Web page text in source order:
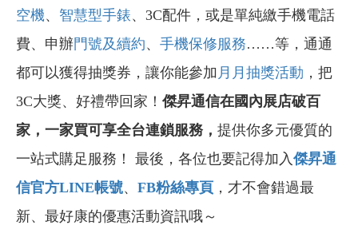
空機、 智慧型手錶、3C配件，或是單純繳手機電話
費、申辦門號及續約、 手機保修服務……等，通通
都可以獲得抽獎券，讓你能參加 月月抽獎活動 ，把
3C大獎、好禮帶回家！ 傑昇通信在國內展店破百
家，一家買可享全台連鎖服務， 提供你多元優質的
一站式購足服務！ 最後，各位也要記得加入傑昇通
信官方LINE帳號、 FB粉絲專頁 ，才不會錯過最
新、最好康的優惠活動資訊哦～